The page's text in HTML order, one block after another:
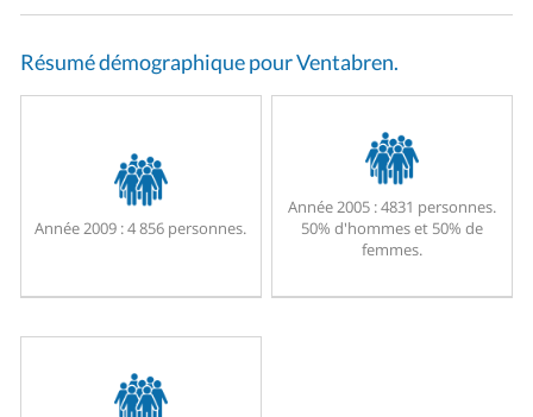
Résumé démographique pour Ventabren.
Année 2009 :4 856 personnes.
Année 2005 :4831 personnes.
50% d'hommes et 50% de
femmes.